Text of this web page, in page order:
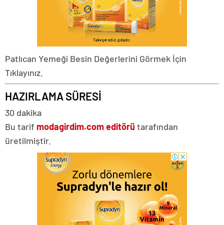
Patlıcan Yemeği Besin Değerlerini Görmek İçin
Tıklayınız.
HAZIRLAMA SÜRESİ
30 dakika
Bu tarif modagirdim.com editörü tarafından
üretilmiştir.